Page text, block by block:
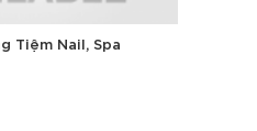
Tiệm Nail, Spa